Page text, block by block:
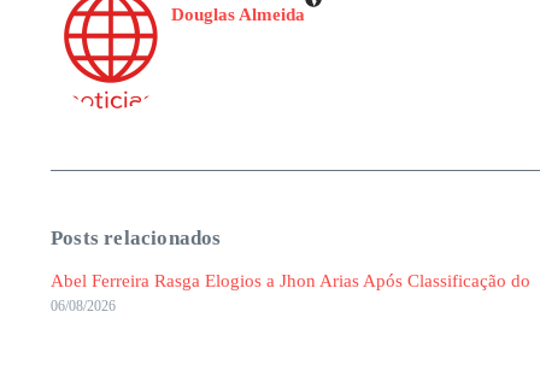
Douglas Almeida
Posts relacionados
Abel Ferreira Rasga Elogios a Jhon Arias Após Classificação do
06/08/2026